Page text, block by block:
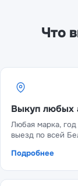
Что
Выкуп любых
Любая марка,
выезд по всей
Подробнее